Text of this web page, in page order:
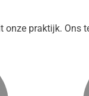
onze praktijk.